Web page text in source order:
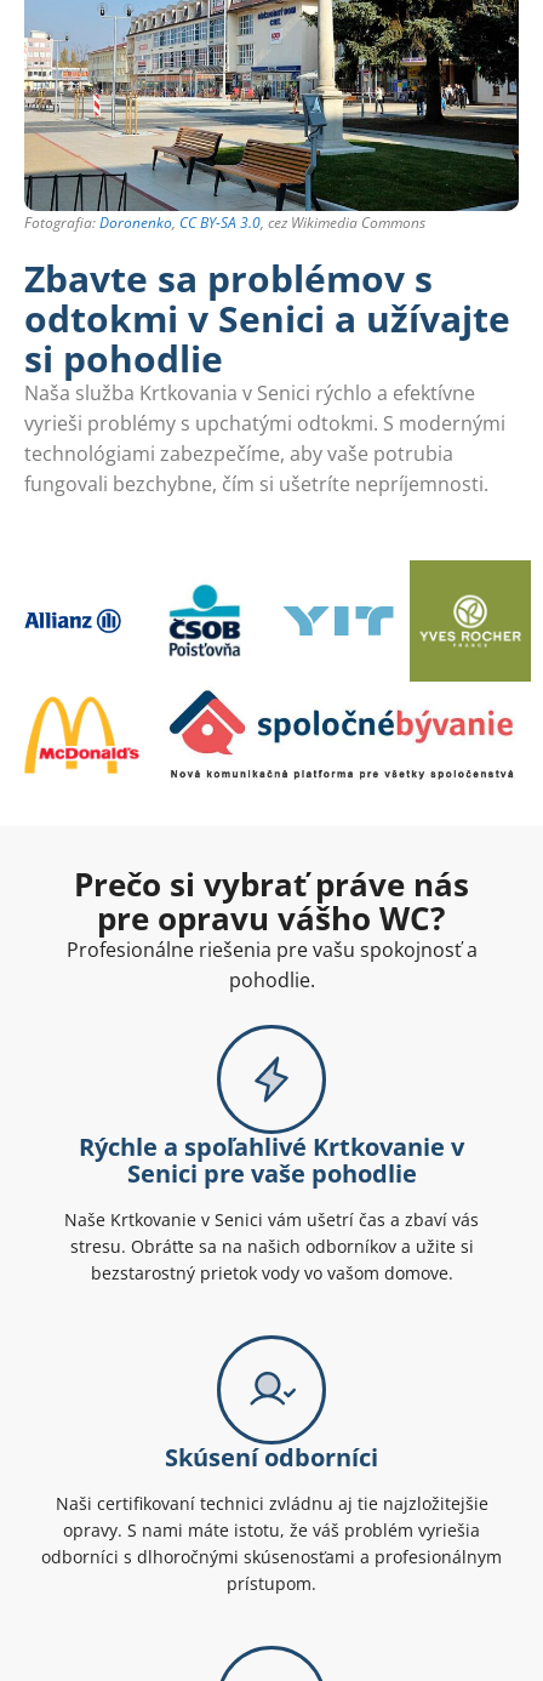
Fotografia:Doronenko, CC BY-SA 3.0, cez Wikimedia Commons
Zbavte sa problémov s
odtokmi v Senici a užívajte
si pohodlie
Naša služba Krtkovania v Senici rýchlo a efektívne
vyrieši problémy s upchatými odtokmi. S modernými
technológiami zabezpečíme, aby vaše potrubia
fungovali bezchybne, čím si ušetríte nepríjemnosti.
Prečo si vybrať práve nás
pre opravu vášho WC?
Profesionálne riešenia pre vašu spokojnosť a
pohodlie.
Rýchle a spoľahlivé Krtkovanie v
Senici pre vaše pohodlie
Naše Krtkovanie v Senici vám ušetrí čas a zbaví vás
stresu. Obráťte sa na našich odborníkov a užite si
bezstarostný prietok vody vo vašom domove.
Skúsení odborníci
Naši certifikovaní technici zvládnu aj tie najzložitejšie
opravy. S nami máte istotu, že váš problém vyriešia
odborníci s dlhoročnými skúsenosťami a profesionálnym
prístupom.